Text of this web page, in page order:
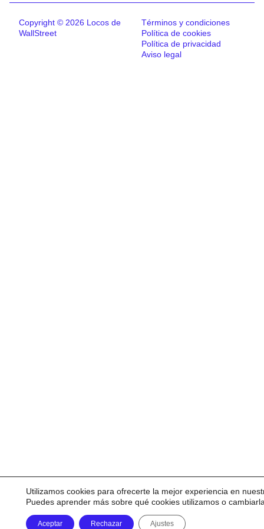
Copyright © 2026 Locos de
WallStreet
Términos y condiciones
Política de cookies
Política de privacidad
Aviso legal
Utilizamos cookies para ofrecerte la mejor experiencia en
Puedes aprender más sobre qué cookies utilizamos o
Aceptar Rechazar Ajustes